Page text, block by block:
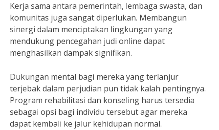
Kerja sama antara pemerintah, lembaga swasta, dan
komunitas juga sangat diperlukan. Membangun
sinergi dalam menciptakan lingkungan yang
mendukung pencegahan judi online dapat
menghasilkan dampak signifikan.
Dukungan mental bagi mereka yang terlanjur
terjebak dalam perjudian pun tidak kalah pentingnya.
Program rehabilitasi dan konseling harus tersedia
sebagai opsi bagi individu tersebut agar mereka
dapat kembali ke jalur kehidupan normal.